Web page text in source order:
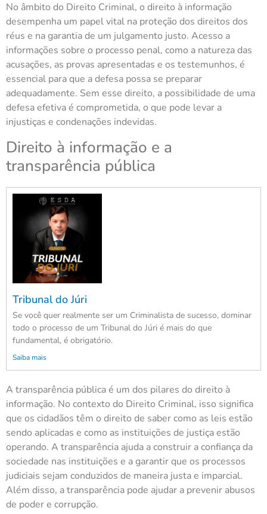
No âmbito do Direito Criminal, o direito à informação
desempenha um papel vital na proteção dos direitos dos
réus e na garantia de um julgamento justo. Acesso a
informações sobre o processo penal, como a natureza das
acusações, as provas apresentadas e os testemunhos, é
essencial para que a defesa possa se preparar
adequadamente. Sem esse direito, a possibilidade de uma
defesa efetiva é comprometida, o que pode levar a
injustiças e condenações indevidas.
Direito à informação e a
transparência pública
Tribunal do Júri
Se você quer realmente ser um Criminalista de sucesso, dominar
todo o processo de um Tribunal do Júri é mais do que
fundamental, é obrigatório.
Saiba mais
A transparência pública é um dos pilares do direito à
informação. No contexto do Direito Criminal, isso significa
que os cidadãos têm o direito de saber como as leis estão
sendo aplicadas e como as instituições de justiça estão
operando. A transparência ajuda a construir a confiança da
sociedade nas instituições e a garantir que os processos
judiciais sejam conduzidos de maneira justa e imparcial.
Além disso, a transparência pode ajudar a prevenir abusos
de poder e corrupção.